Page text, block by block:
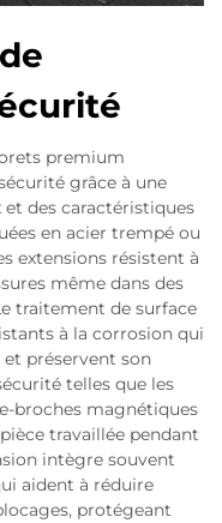
premium
grâce à une
des caractéristiques
en acier trempé ou
extensions résistent à
même dans des
traitement de surface
à la corrosion qui
préservent son
telles que les
broches magnétiques
travaillée pendant
intègre souvent
aident à réduire
protégeant